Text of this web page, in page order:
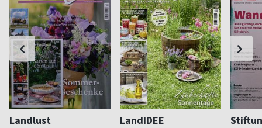
Landlust LandIDEE